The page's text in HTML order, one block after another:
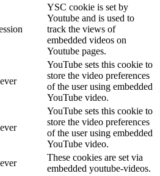
YSC cookie is set by
Youtube and is used to
track the views of
embedded videos on
Youtube pages.
YouTube sets this cookie to
store the video preferences
of the user using embedded
YouTube video.
YouTube sets this cookie to
store the video preferences
of the user using embedded
YouTube video.
These cookies are set via
embedded youtube-videos.